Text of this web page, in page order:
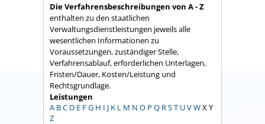
Die Verfahrensbeschreibungen von A - Z
enthalten zu den staatlichen
Verwaltungsdienstleistungen jeweils alle
wesentlichen Informationen zu
Voraussetzungen, zuständiger Stelle,
Verfahrensablauf, erforderlichen Unterlagen,
Fristen/Dauer, Kosten/Leistung und
Rechtsgrundlage.
Leistungen
A BC D E FG H I J K L M N O P Q RST UVWX Y
Z